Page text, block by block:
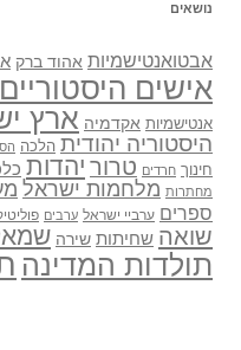
נושאים
אבטואנטישמיות אהוד ברק
אישים היסטוריים
אנטישמיות אקדמיה ארץ
היסטוריה יהודית הלכה
חינוך חרדים טרור יהדות
מחתרות מלחמות ישראל
ספרים ערביי ישראל ערבים
שואה שחיתות שירה
תולדות המדינה